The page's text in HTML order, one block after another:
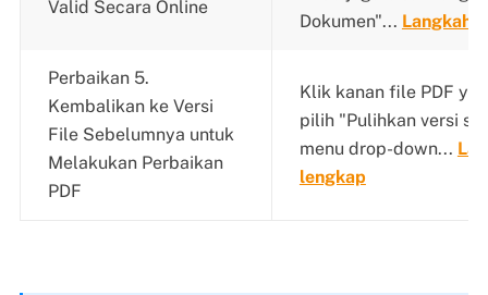
Valid Secara Online
Dokumen"... Langkah
Perbaikan 5.
Kembalikan ke Versi
File Sebelumnya untuk
Melakukan Perbaikan
PDF
Klik kanan file PDF
pilih "Pulihkan versi
menu drop-down...
lengkap